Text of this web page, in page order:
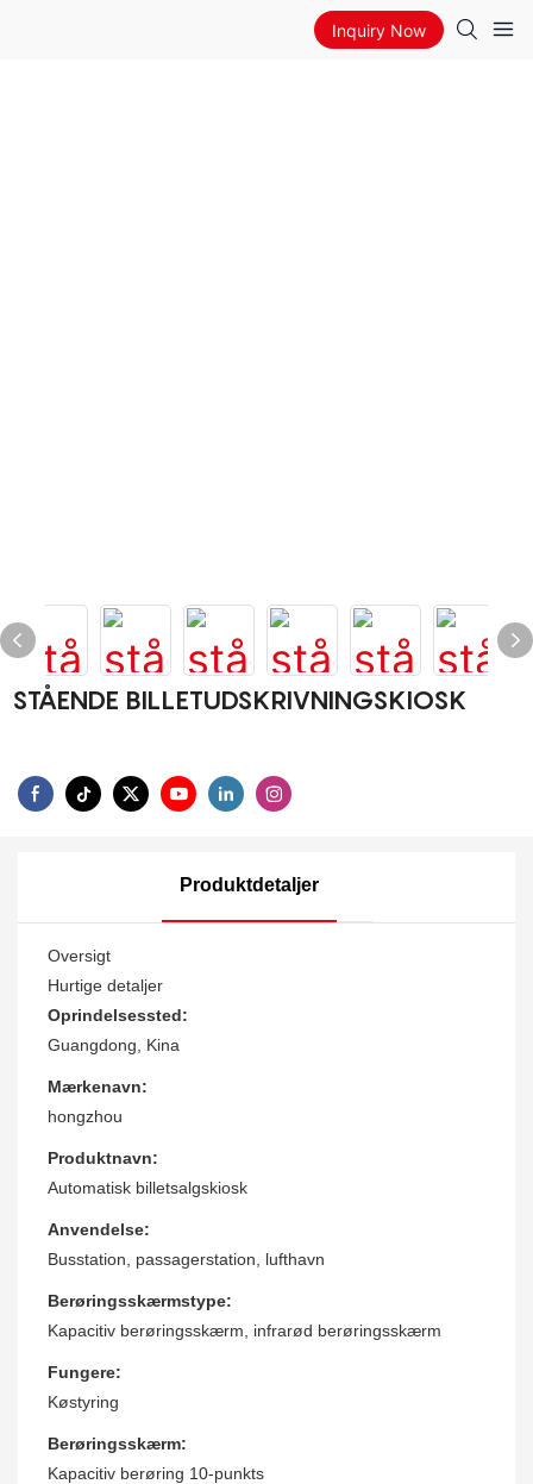
Inquiry Now
STÅENDE BILLETUDSKRIVNINGSKIOSK
Produktdetaljer
Oversigt
Hurtige detaljer
Oprindelsessted:
Guangdong, Kina
Mærkenavn:
hongzhou
Produktnavn:
Automatisk billetsalgskiosk
Anvendelse:
Busstation, passagerstation, lufthavn
Berøringsskærmstype:
Kapacitiv berøringsskærm, infrarød berøringsskærm
Fungere:
Køstyring
Berøringsskærm:
Kapacitiv berøring 10-punkts